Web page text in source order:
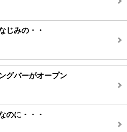
じみの・・
グバーがオープン
のに・・・